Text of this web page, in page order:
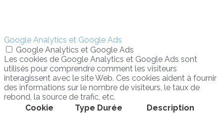
Google Analytics et Google Ads
Google Analytics et Google Ads
Les cookies de Google Analytics et Google Ads sont
utilisés pour comprendre comment les visiteurs
interagissent avec le site Web. Ces cookies aident à fournir
des informations sur le nombre de visiteurs, le taux de
rebond, la source de trafic, etc.
Cookie
Type Durée Description